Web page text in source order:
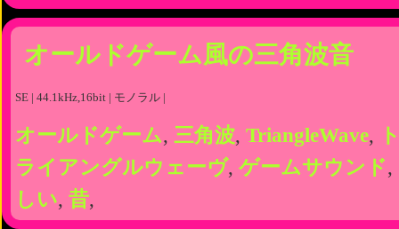
オールドゲーム風の三角波音
SE | 44.1kHz,16bit | モノラル |
オールドゲーム, 三角波, TriangleWave,
ライアングルウェーヴ, ゲームサウンド,
しい, 昔,